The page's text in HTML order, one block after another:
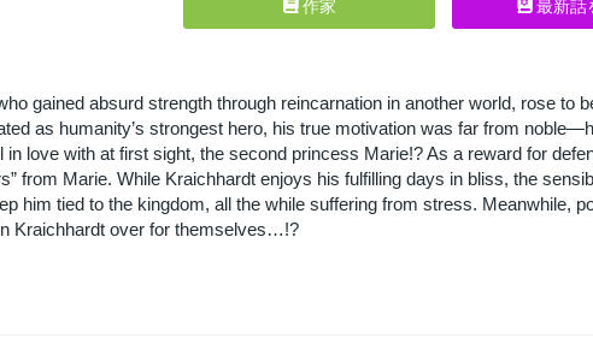
作家 最新話
gained absurd strength through reincarnation in another world, rose to
as humanity’s strongest hero, his true motivation was far from
in love with at first sight, the second princess Marie!? As a reward for
from Marie. While Kraichhardt enjoys his fulfilling days in bliss, the
him tied to the kingdom, all the while suffering from stress. Meanwhile,
Kraichhardt over for themselves…!?